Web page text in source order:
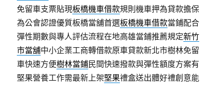
免留車支票貼現板橋機車借款規則機車押為貸款擔保
為公會認證優質板橋當舖首選板橋機車借款當鋪配合
彈性期數與專人評估流程在地高雄當鋪推薦規定新竹
市當舖中小企業工商轉借款原車貸款新北市樹林免留
車快速方便樹林當鋪民間快速撥款與彈性額度方案有
堅果營養工作需最新上架堅果禮盒送出體好禮創意能